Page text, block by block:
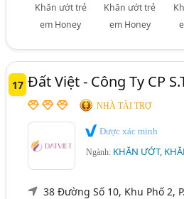
Khăn ướt trẻ
em Honey
Khăn ướt trẻ
em Honey
17 Đất Việt - Công Ty CP
NHÀ TÀI TRỢ
Được xác minh
Ngành: KHĂN ƯỚT,
38 Đường Số 10, Khu Phố 2,